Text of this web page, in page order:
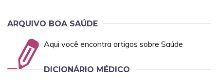
ARQUIVO BOA SAÚDE
Aqui você encontra artigos sobre Saúde
DICIONÁRIO MÉDICO